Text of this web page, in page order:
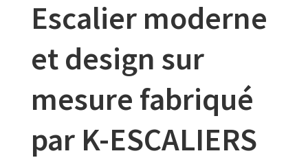
Escalier moderne
et design sur
mesure fabriqué
par K-ESCALIERS